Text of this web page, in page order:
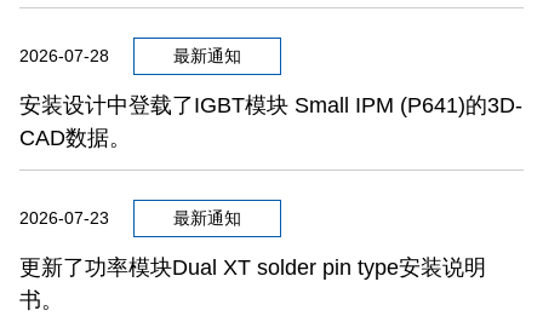
2026-07-28 最新通知
安装设计中登载了IGBT模块 Small IPM (P641)的3D-
CAD数据。
2026-07-23 最新通知
更新了功率模块Dual XT solder pin type安装说明
书。